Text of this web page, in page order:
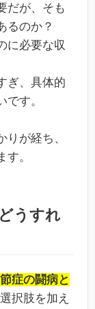
だが、そも
るのか？
に必要な収
ぎ、具体的
す。
が経ち、
。
うすれ
症の闘病と
択肢を加え